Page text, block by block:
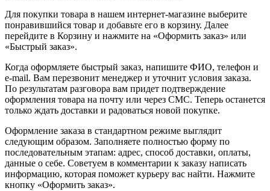
Для покупки товара в нашем интернет-магазине выберите
понравившийся товар и добавьте его в корзину. Далее
перейдите в Корзину и нажмите на «Оформить заказ» или
«Быстрый заказ».
Когда оформляете быстрый заказ, напишите ФИО, телефон и
e-mail. Вам перезвонит менеджер и уточнит условия заказа.
По результатам разговора вам придет подтверждение
оформления товара на почту или через СМС. Теперь останется
только ждать доставки и радоваться новой покупке.
Оформление заказа в стандартном режиме выглядит
следующим образом. Заполняете полностью форму по
последовательным этапам: адрес, способ доставки, оплаты,
данные о себе. Советуем в комментарии к заказу написать
информацию, которая поможет курьеру вас найти. Нажмите
кнопку «Оформить заказ».